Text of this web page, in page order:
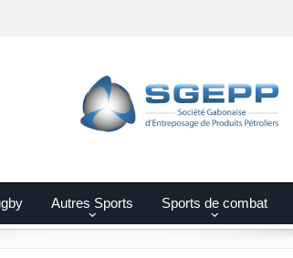
Autres Sports Sports de combat